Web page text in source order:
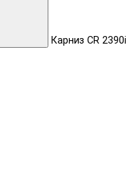
Карниз CR 2390i